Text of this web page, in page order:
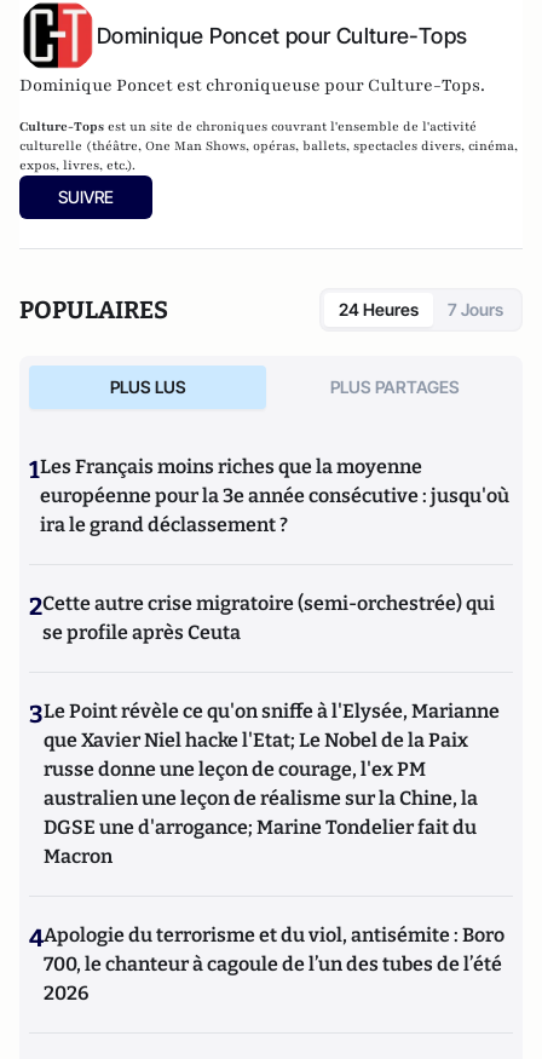
Dominique Poncet pour Culture-Tops
Dominique Poncet est chroniqueuse pour Culture-Tops.
Culture-Tops est un site de chroniques couvrant l'ensemble de l'activité
culturelle (théâtre, One Man Shows, opéras, ballets, spectacles divers, cinéma,
expos, livres, etc.).
SUIVRE
POPULAIRES 24 Heures 7 Jours
PLUS LUS PLUS PARTAGES
1Les Français moins riches que la moyenne
européenne pour la 3e année consécutive : jusqu'où
ira le grand déclassement ?
2Cette autre crise migratoire (semi-orchestrée) qui
se profile après Ceuta
3Le Point révèle ce qu'on sniffe à l'Elysée, Marianne
que Xavier Niel hacke l'Etat; Le Nobel de la Paix
russe donne une leçon de courage, l'ex PM
australien une leçon de réalisme sur la Chine, la
DGSE une d'arrogance; Marine Tondelier fait du
Macron
4Apologie du terrorisme et du viol, antisémite : Boro
700, le chanteur à cagoule de l’un des tubes de l’été
2026